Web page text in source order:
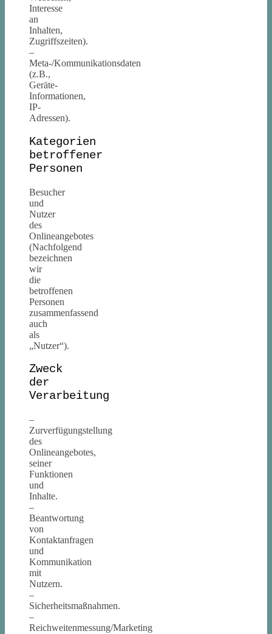
Interesse
an
Inhalten,
Zugriffszeiten).
–
Meta-/Kommunikationsdaten
(z.B.,
Geräte-
Informationen,
IP-
Adressen).
Kategorien
betroffener
Personen
Besucher
und
Nutzer
des
Onlineangebotes
(Nachfolgend
bezeichnen
wir
die
betroffenen
Personen
zusammenfassend
auch
als
„Nutzer“).
Zweck
der
Verarbeitung
–
Zurverfügungstellung
des
Onlineangebotes,
seiner
Funktionen
und
Inhalte.
–
Beantwortung
von
Kontaktanfragen
und
Kommunikation
mit
Nutzern.
–
Sicherheitsmaßnahmen.
–
Reichweitenmessung/Marketing